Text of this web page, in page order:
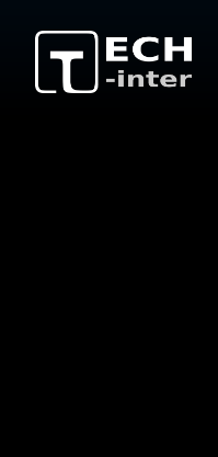
ISOLATOREN
Zuhause